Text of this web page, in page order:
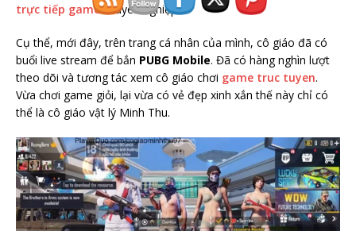
trực tiếp gamechuyên nghiệp.
Cụ thể, mới đây, trên trang cá nhân của mình, cô giáo đã có
buổi live stream để bắn PUBG Mobile. Đã có hàng nghìn lượt
theo dõi và tương tác xem cô giáo chơi game truc tuyen.
Vừa chơi game giỏi, lại vừa có vẻ đẹp xinh xắn thế này chỉ có
thể là cô giáo vật lý Minh Thu.